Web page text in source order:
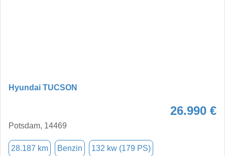
Hyundai TUCSON
26.990 €
Potsdam, 14469
28.187 km Benzin 132 kw (179 PS)